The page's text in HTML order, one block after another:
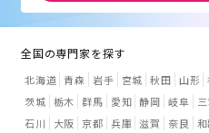
全国の専門家を探す
北海道 青森 岩手 宮城 秋田 山形
茨城 栃木 群馬 愛知 静岡 岐阜
石川
大阪 京都 兵庫 滋賀 奈良